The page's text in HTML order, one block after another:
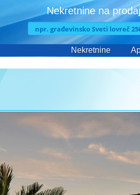
Nekretnine na
Nekretnine